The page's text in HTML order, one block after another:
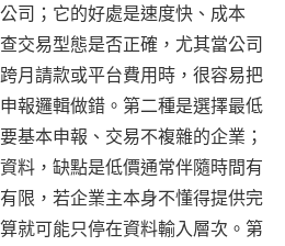
司；它的好處是速度快、成本
交易型態是否正確，尤其當公司
月請款或平台費用時，很容易把
報邏輯做錯。第二種是選擇最低
基本申報、交易不複雜的企業；
料，缺點是低價通常伴隨時間有
限，若企業主本身不懂得提供完
就可能只停在資料輸入層次。第